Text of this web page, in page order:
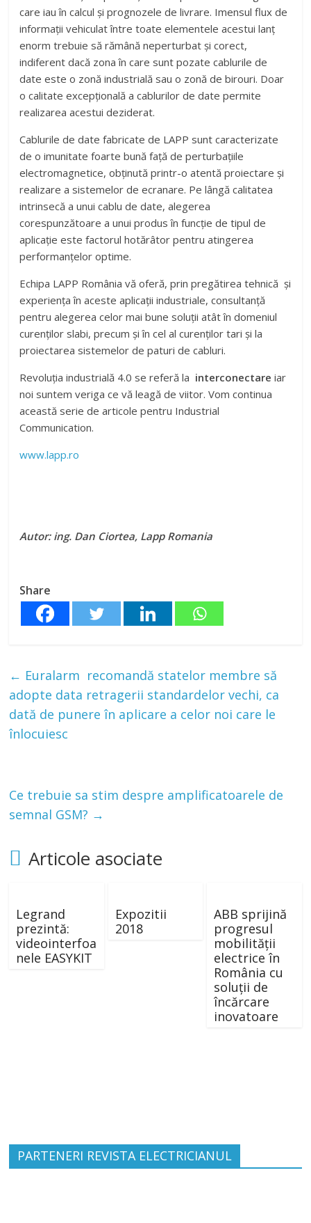
care iau în calcul şi prognozele de livrare. Imensul flux de
informaţii vehiculat între toate elementele acestui lanţ
enorm trebuie să rămână neperturbat şi corect,
indiferent dacă zona în care sunt pozate cablurile de
date este o zonă industrială sau o zonă de birouri. Doar
o calitate excepţională a cablurilor de date permite
realizarea acestui deziderat.
Cablurile de date fabricate de LAPP sunt caracterizate
de o imunitate foarte bună faţă de perturbaţiile
electromagnetice, obţinută printr-o atentă proiectare şi
realizare a sistemelor de ecranare. Pe lângă calitatea
intrinsecă a unui cablu de date, alegerea
corespunzătoare a unui produs în funcţie de tipul de
aplicaţie este factorul hotărâtor pentru atingerea
performanţelor optime.
Echipa LAPP România vă oferă, prin pregătirea tehnică și
experiența în aceste aplicații industriale, consultanță
pentru alegerea celor mai bune soluții atât în domeniul
curenților slabi, precum și în cel al curenților tari și la
proiectarea sistemelor de paturi de cabluri.
Revoluţia industrială 4.0 se referă la interconectareiar
noi suntem veriga ce vă leagă de viitor. Vom continua
această serie de articole pentru Industrial
Communication.
www.lapp.ro
Autor: ing. Dan Ciortea, Lapp Romania
Share
← Euralarm recomandă statelor membre să
adopte data retragerii standardelor vechi, ca
dată de punere în aplicare a celor noi care le
înlocuiesc
Ce trebuie sa stim despre amplificatoarele de
semnal GSM? →
Articole asociate
Legrand
prezintă:
videointerfoa
nele EASYKIT
Expozitii
2018
ABB sprijină
progresul
mobilității
electrice în
România cu
soluții de
încărcare
inovatoare
PARTENERI REVISTA ELECTRICIANUL